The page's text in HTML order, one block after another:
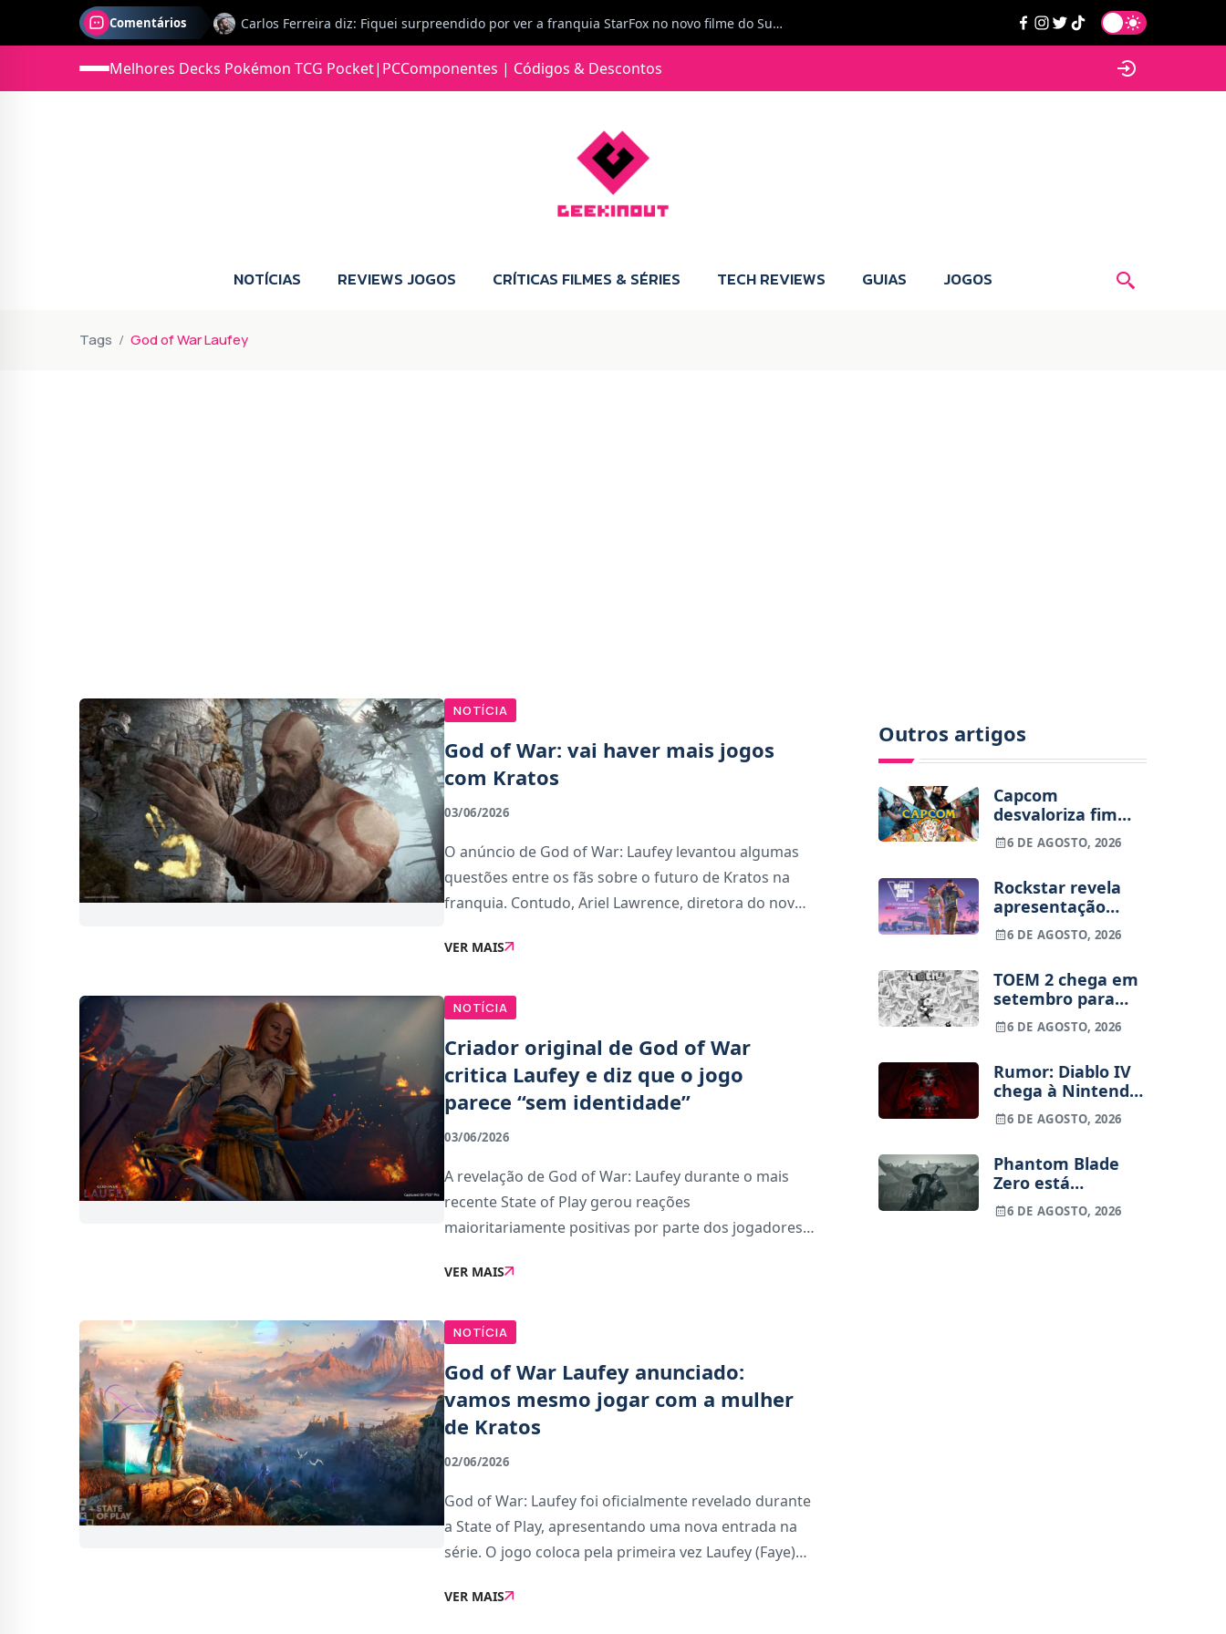
Comentários
Jorge Loureiro | Fearme diz: A versão da Switch 2 tem censura... mas também não perdes muito.
Jonas diz: Estou seriamente com vontade para comprar para a Switch 2 :P
Melhores Decks Pokémon TCG Pocket| PCComponentes | Códigos & Descontos
NOTÍCIAS REVIEWS JOGOS CRÍTICAS FILMES & SÉRIES TECH REVIEWS GUIAS JOGOS
Tags God of War Laufey
NOTÍCIA
God of War: vai haver mais jogos
com Kratos
03/06/2026
O anúncio de God of War: Laufey levantou algumas
questões entre os fãs sobre o futuro de Kratos na
franquia. Contudo, Ariel Lawrence, diretora do novo
continuará a desempenhar um papel central
VER MAIS
NOTÍCIA
Criador original de God of War
critica Laufey e diz que o jogo
parece “sem identidade”
03/06/2026
A revelação de God of War: Laufey durante o mais
recente State of Play gerou reações
maioritariamente positivas por parte dos jogadores,
direção da série. Um dos comentários mais críticos
VER MAIS
NOTÍCIA
God of War Laufey anunciado:
vamos mesmo jogar com a mulher
de Kratos
02/06/2026
God of War: Laufey foi oficialmente revelado durante
a State of Play, apresentando uma nova entrada na
série. O jogo coloca pela primeira vez Laufey (Faye)
após a sua morte, onde explora uma nova d
VER MAIS
Outros artigos
Capcom
desvaloriza fim
dos jogos físicos
na PlayStation
6 DE AGOSTO, 2026
Rockstar revela
apresentação
alargada de GTA
VI para 27 de
6 DE AGOSTO, 2026
TOEM 2 chega em
setembro para
PS5, Switch e PC
6 DE AGOSTO, 2026
Rumor: Diablo IV
chega à Nintendo
Switch 2 em
setembro e vai
um jogo novo
6 DE AGOSTO, 2026
Phantom Blade
Zero está
terminado, pré-
vendas começam
6 DE AGOSTO, 2026